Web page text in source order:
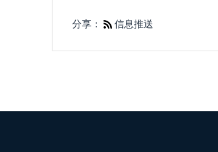
分享： 信息推送